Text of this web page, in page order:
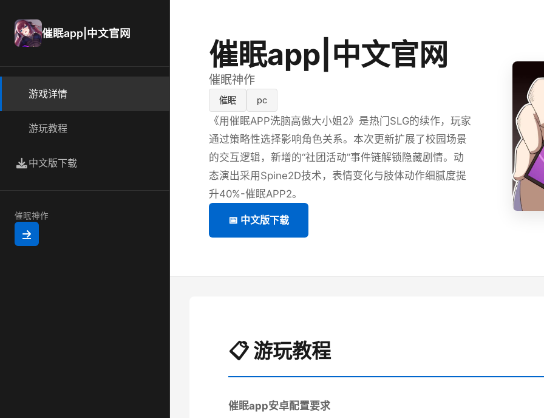
催眠app|中文官网
游戏详情
游玩教程
中文版下载
催眠神作
催眠app|中文官网
催眠神作
催眠 pc
《用催眠APP洗脑高傲大小姐2》是热门SLG的续作，玩家
通过策略性选择影响角色关系。本次更新扩展了校园场景
的交互逻辑，新增的“社团活动”事件链解锁隐藏剧情。动
态演出采用Spine2D技术，表情变化与肢体动作细腻度提
升40%-催眠APP2。
📅 中文版下载
📋 游玩教程
催眠app安卓配置要求